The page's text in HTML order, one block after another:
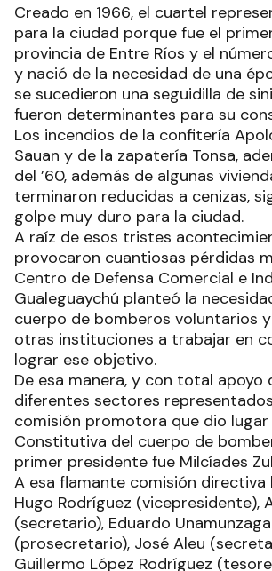
Creado en 1966, el cuartel
para la ciudad porque fue el
provincia de Entre Ríos y el
y nació de la necesidad de una
se sucedieron una seguidilla de
fueron determinantes para su
Los incendios de la confitería
Sauan y de la zapatería Tonsa,
del ’60, además de algunas
terminaron reducidas a cenizas,
golpe muy duro para la ciudad.
A raíz de esos tristes
provocaron cuantiosas pérdidas
Centro de Defensa Comercial e
Gualeguaychú planteó la
cuerpo de bomberos voluntarios
otras instituciones a trabajar en
lograr ese objetivo.
De esa manera, y con total apoyo
diferentes sectores
comisión promotora que dio lugar
Constitutiva del cuerpo de
primer presidente fue Milcíades
A esa flamante comisión
Hugo Rodríguez (vicepresidente),
(secretario), Eduardo Unamunzaga
(prosecretario), José Aleu
Guillermo López Rodríguez